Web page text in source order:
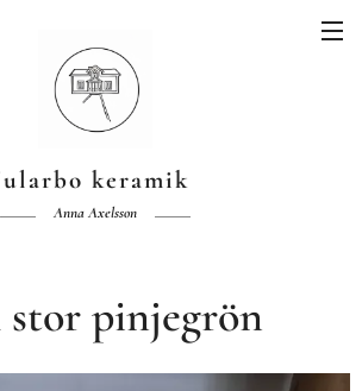
keramik
Anna Axelsson
pinjegrön